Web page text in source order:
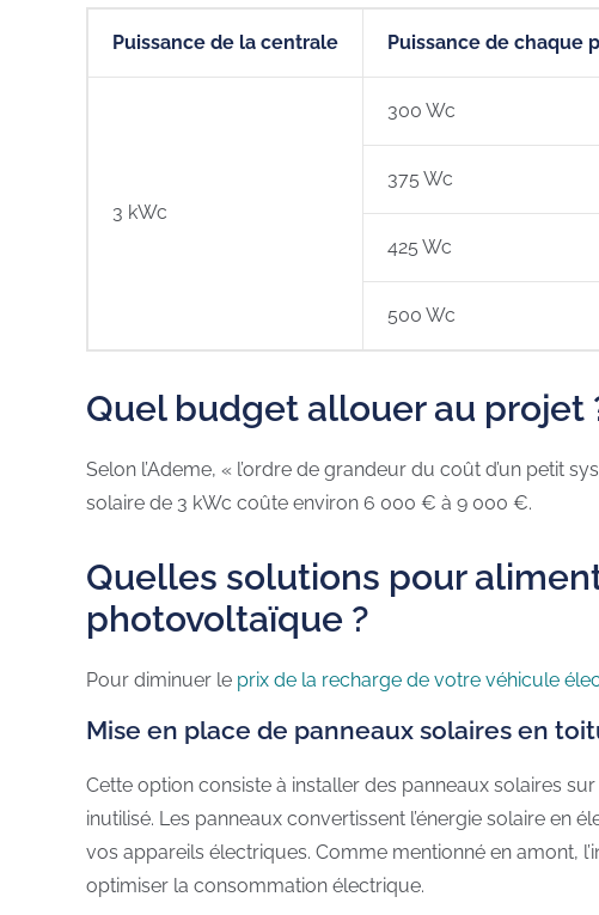
Puissance de la centrale Puissance de chaque
3 kWc
300 Wc
375 Wc
425 Wc
500 Wc
Quel budget allouer au projet
Selon l’Ademe, « l’ordre de grandeur du coût d’un petit
solaire de 3 kWc coûte environ 6 000 € à 9 000 €.
Quelles solutions pour
photovoltaïque ?
Pour diminuer le prix de la recharge de votre véhicule
Mise en place de panneaux solaires en
Cette option consiste à installer des panneaux solaires
inutilisé. Les panneaux convertissent l’énergie solaire en
vos appareils électriques. Comme mentionné en amont,
optimiser la consommation électrique.